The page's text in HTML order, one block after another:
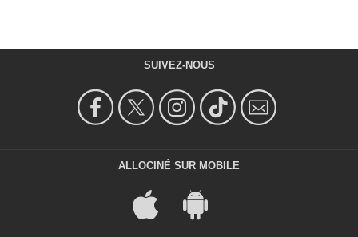
SUIVEZ-NOUS
ALLOCINÉ SUR MOBILE